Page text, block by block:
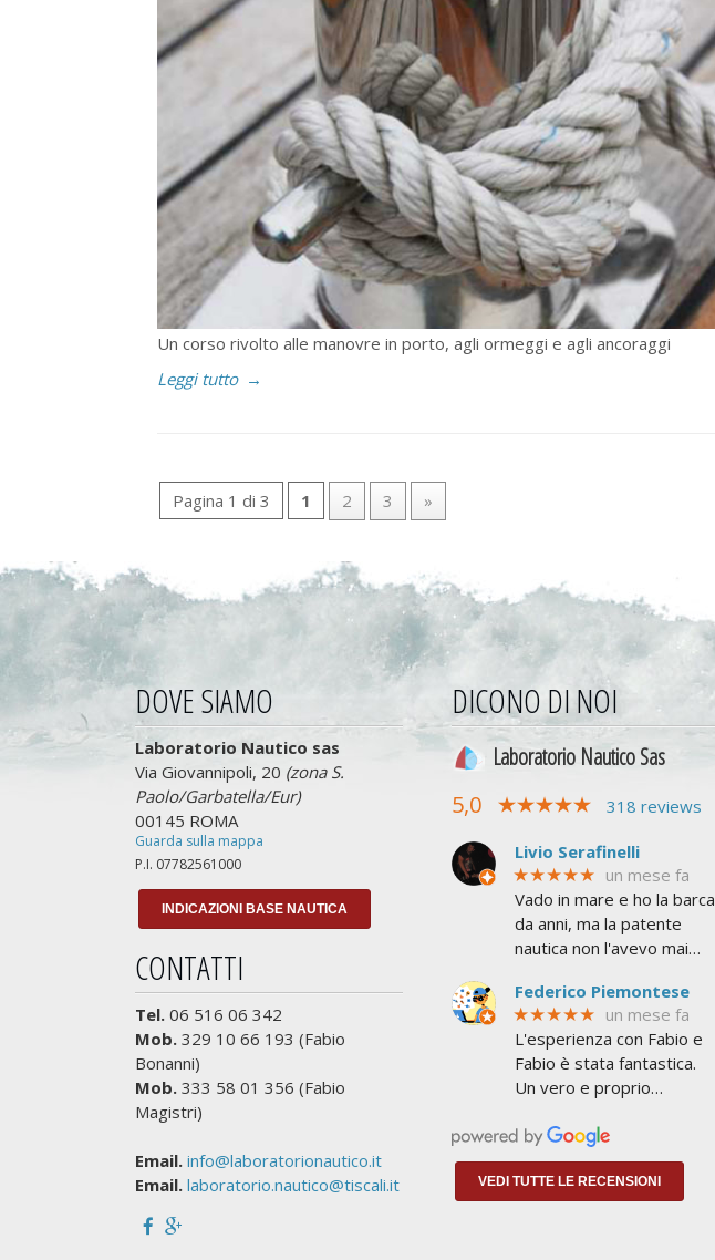
Un corso rivolto alle manovre in porto, agli ormeggi e agli ancoraggi
Leggi tutto →
Pagina 1 di 3 1 2 3 »
DOVE SIAMO
Laboratorio Nautico sas
Via Giovannipoli, 20 (zona S.
Paolo/Garbatella/Eur)
00145 ROMA
Guarda sulla mappa
P.I. 07782561000
INDICAZIONI BASE NAUTICA
CONTATTI
Tel. 06 516 06 342
Mob. 329 10 66 193 (Fabio
Bonanni)
Mob. 333 58 01 356 (Fabio
Magistri)
Email. info@laboratorionautico.it
Email. laboratorio.nautico@tiscali.it
DICONO DI NOI
Laboratorio Nautico Sas
5,0
318 reviews
Livio Serafinelli
★★★★★ un mese fa
Vado in mare e ho la barca
da anni, ma la patente
nautica non l'avevo mai
superare le 6 miglia dalla
costa e non avere limiti
Federico Piemontese
★★★★★ un mese fa
L'esperienza con Fabio e
Fabio è stata fantastica.
Un vero e proprio
NAVIGARE non a
insegnarti lo stretto
indispensabile per
prendere
VEDI TUTTE LE RECENSIONI